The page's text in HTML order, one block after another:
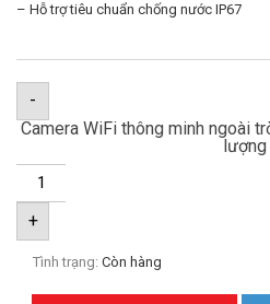
– Hỗ trợ tiêu chuẩn chống nước IP67
-
Camera WiFi thông minh ngoài
lượng
+
Tình trạng: Còn hàng